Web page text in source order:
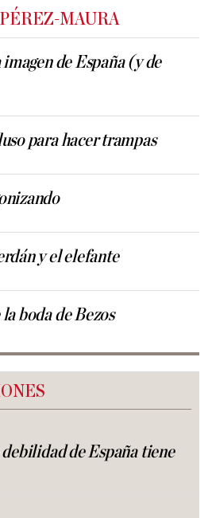
MAURA
imagen de España (y de
para hacer trampas
y el elefante
boda de Bezos
de España tiene